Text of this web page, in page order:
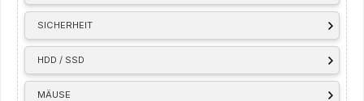
SICHERHEIT
HDD / SSD
MÄUSE